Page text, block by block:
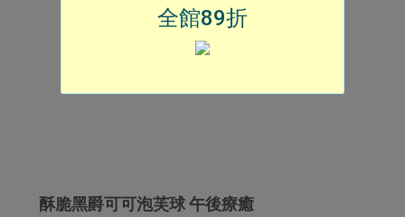
酥脆黑爵可可泡芙球 午後療癒
全館89折